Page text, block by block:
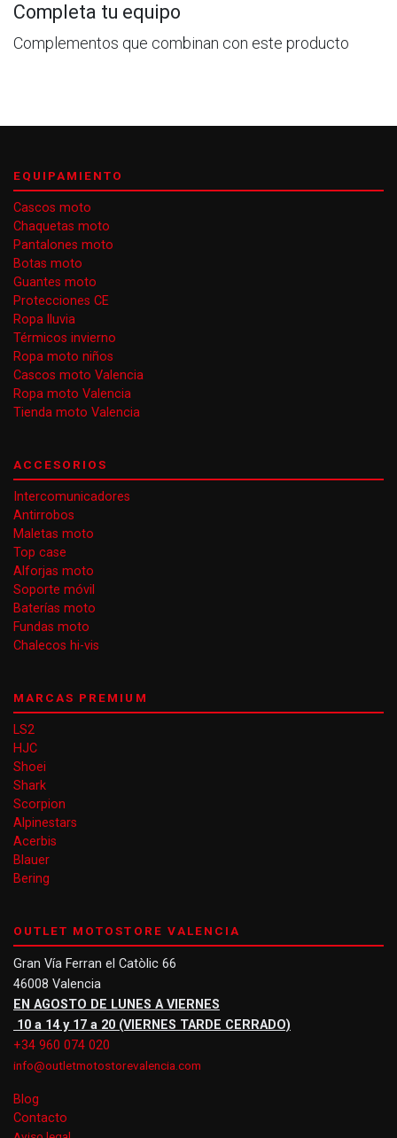
Completa tu equipo
Complementos que combinan con este producto
EQUIPAMIENTO
Cascos moto
Chaquetas moto
Pantalones moto
Botas moto
Guantes moto
Protecciones CE
Ropa lluvia
Térmicos invierno
Ropa moto niños
Cascos moto Valencia
Ropa moto Valencia
Tienda moto Valencia
ACCESORIOS
Intercomunicadores
Antirrobos
Maletas moto
Top case
Alforjas moto
Soporte móvil
Baterías moto
Fundas moto
Chalecos hi-vis
MARCAS PREMIUM
LS2
HJC
Shoei
Shark
Scorpion
Alpinestars
Acerbis
Blauer
Bering
OUTLET MOTOSTORE VALENCIA
Gran Vía Ferran el Catòlic 66
46008 Valencia
EN AGOSTO DE LUNES A VIERNES
10 a 14 y 17 a 20 (VIERNES TARDE CERRADO)
+34 960 074 020
info@outletmotostorevalencia.com
Blog
Contacto